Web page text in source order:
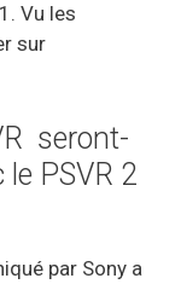
Vu les
sur
seront-
PSVR 2
par Sony a